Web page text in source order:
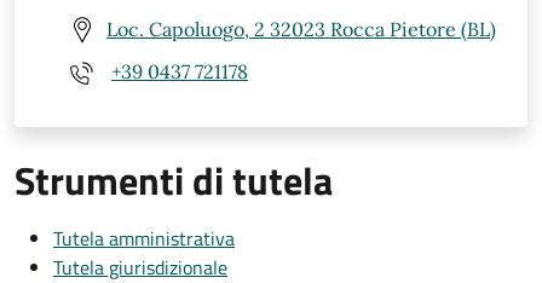
Loc. Capoluogo, 2 32023 Rocca Pietore (BL)
+39 0437 721178
Strumenti di tutela
Tutela amministrativa
Tutela giurisdizionale